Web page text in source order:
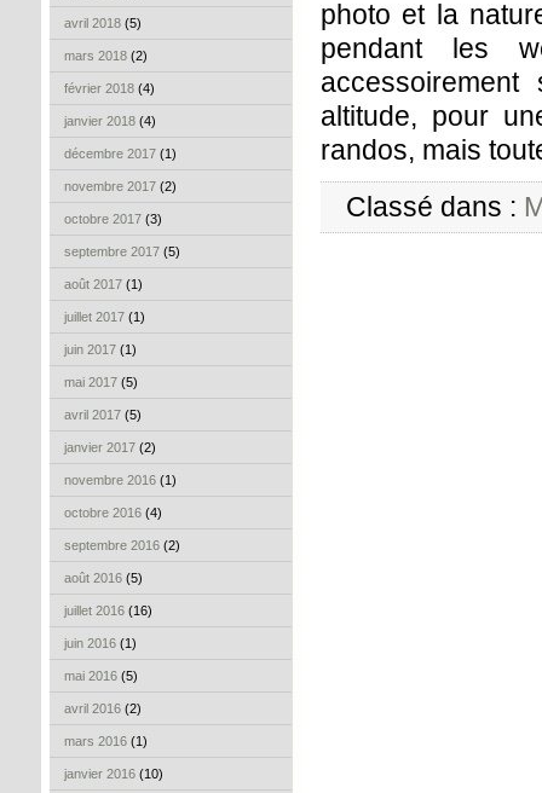
avril 2018 (5)
mars 2018 (2)
février 2018 (4)
janvier 2018 (4)
décembre 2017 (1)
novembre 2017 (2)
octobre 2017 (3)
septembre 2017 (5)
août 2017 (1)
juillet 2017 (1)
juin 2017 (1)
mai 2017 (5)
avril 2017 (5)
janvier 2017 (2)
novembre 2016 (1)
octobre 2016 (4)
septembre 2016 (2)
août 2016 (5)
juillet 2016 (16)
juin 2016 (1)
mai 2016 (5)
avril 2016 (2)
mars 2016 (1)
janvier 2016 (10)
photo et la
pendant les
altitude, pour
randos, mais
Classé dans :